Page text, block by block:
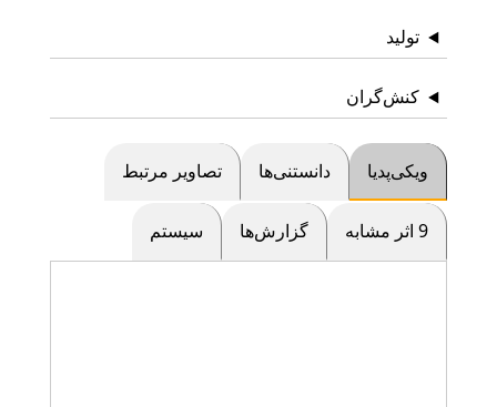
تولید
کنش‌گران
ویکی‌پدیا دانستنی‌ها تصاویر مرتبط
9 اثر مشابه گزارش‌ها سیستم